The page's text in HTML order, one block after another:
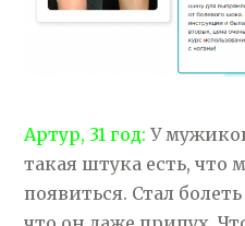
Артур, 31 год:У
такая штука есть, что
появиться. Стал